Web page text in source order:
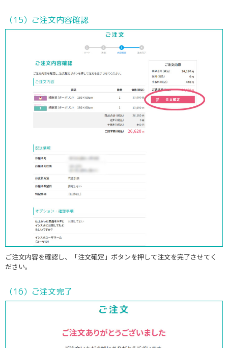
（15）ご注文内容確認
ご注文内容を確認し、「注文確定」ボタンを押して注文を完了させてく
ださい。
（16）ご注文完了